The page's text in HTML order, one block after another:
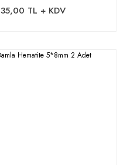
35,00 TL + KDV